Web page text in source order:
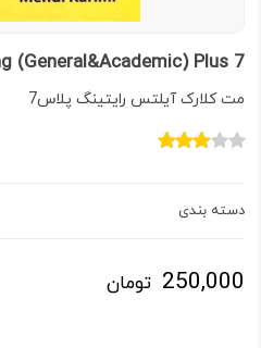
(General&Academic) Plus 7
مت کلارک آیلتس رایتینگ پلاس7
دسته بندی
250,000 تومان